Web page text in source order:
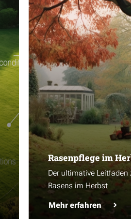
Rasenpflege im
Der ultimative Leitfaden
Rasens im Herbst
Mehr erfahren